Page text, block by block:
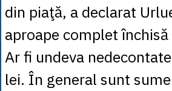
din piaţă, a declarat
aproape complet
Ar fi undeva
lei. În general sunt